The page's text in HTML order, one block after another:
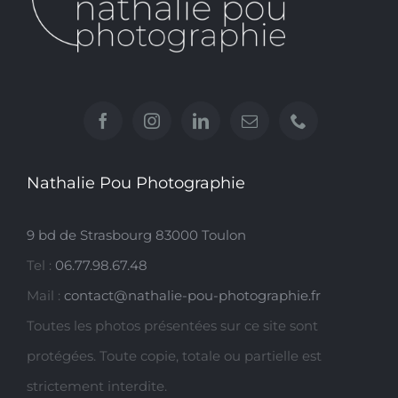
Nathalie Pou Photographie
9 bd de Strasbourg 83000 Toulon
Tel : 06.77.98.67.48
Mail : contact@nathalie-pou-photographie.fr
Toutes les photos présentées sur ce site sont
protégées. Toute copie, totale ou partielle est
strictement interdite.